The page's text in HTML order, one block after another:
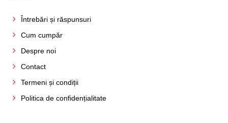
Întrebări și răspunsuri
Cum cumpăr
Despre noi
Contact
Termeni și condiții
Politica de confidențialitate